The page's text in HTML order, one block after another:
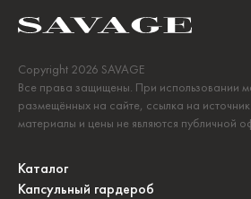
Copyright 2026 SAVAGE
Все права защищены. При использовании
размещённых на сайте, ссылка на
материалы и цены не являются публичной
Каталог
Капсульный гардероб